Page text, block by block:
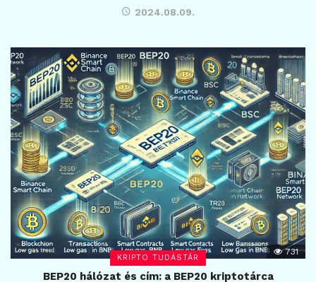
2024.08.09.
KRIPTO TUDÁSTÁR
731
BEP20 hálózat és cím: a BEP20 kriptotárca